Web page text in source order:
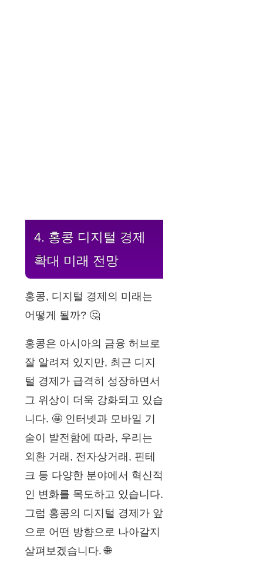
4. 홍콩 디지털 경제
확대 미래 전망
홍콩, 디지털 경제의 미래는
어떻게 될까? 🤔
홍콩은 아시아의 금융 허브로
잘 알려져 있지만, 최근 디지
털 경제가 급격히 성장하면서
그 위상이 더욱 강화되고 있습
니다. 🤩 인터넷과 모바일 기
술이 발전함에 따라, 우리는
외환 거래, 전자상거래, 핀테
크 등 다양한 분야에서 혁신적
인 변화를 목도하고 있습니다.
그럼 홍콩의 디지털 경제가 앞
으로 어떤 방향으로 나아갈지
살펴보겠습니다. 🌐